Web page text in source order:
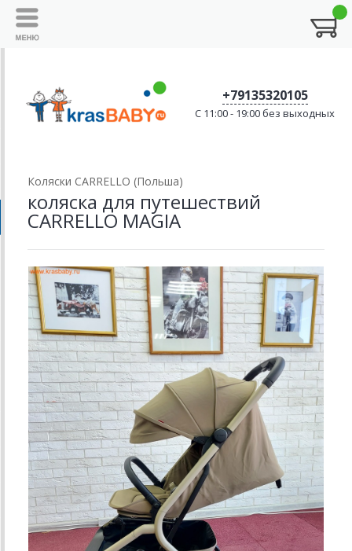
+79135320105
C 11:00 - 19:00 без выходных
Коляски CARRELLO (Польша)
коляска для путешествий
CARRELLO MAGIA